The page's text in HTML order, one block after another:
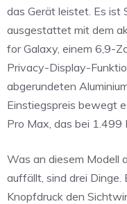
das Gerät leistet. Es ist
ausgestattet mit dem
for Galaxy, einem 6,9-
Privacy-Display-
abgerundeten
Einstiegspreis bewegt
Pro Max, das bei 1.499
Was an diesem Modell
auffällt, sind drei Dinge.
Knopfdruck den